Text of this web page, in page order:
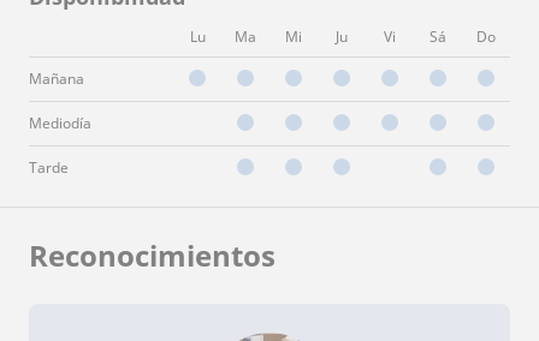
Lu Ma Mi Ju Vi Sá Do
Mañana
Mediodía
Tarde
Reconocimientos